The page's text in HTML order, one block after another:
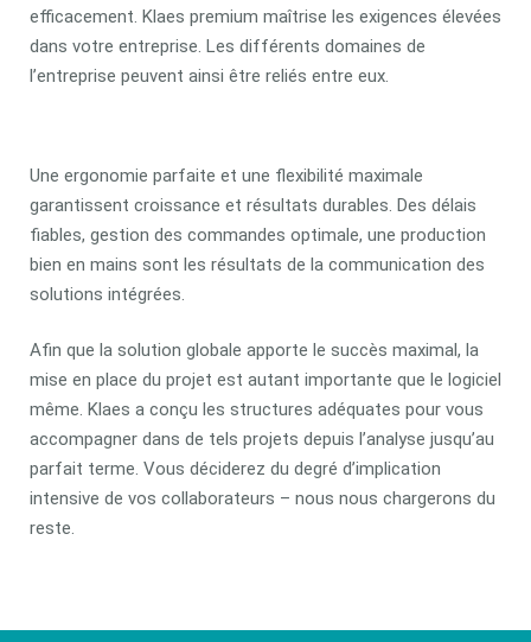
efficacement. Klaes premium maîtrise les exigences élevées
dans votre entreprise. Les différents domaines de
l’entreprise peuvent ainsi être reliés entre eux.
Une ergonomie parfaite et une flexibilité maximale
garantissent croissance et résultats durables. Des délais
fiables, gestion des commandes optimale, une production
bien en mains sont les résultats de la communication des
solutions intégrées.
Afin que la solution globale apporte le succès maximal, la
mise en place du projet est autant importante que le logiciel
même. Klaes a conçu les structures adéquates pour vous
accompagner dans de tels projets depuis l’analyse jusqu’au
parfait terme. Vous déciderez du degré d’implication
intensive de vos collaborateurs – nous nous chargerons du
reste.